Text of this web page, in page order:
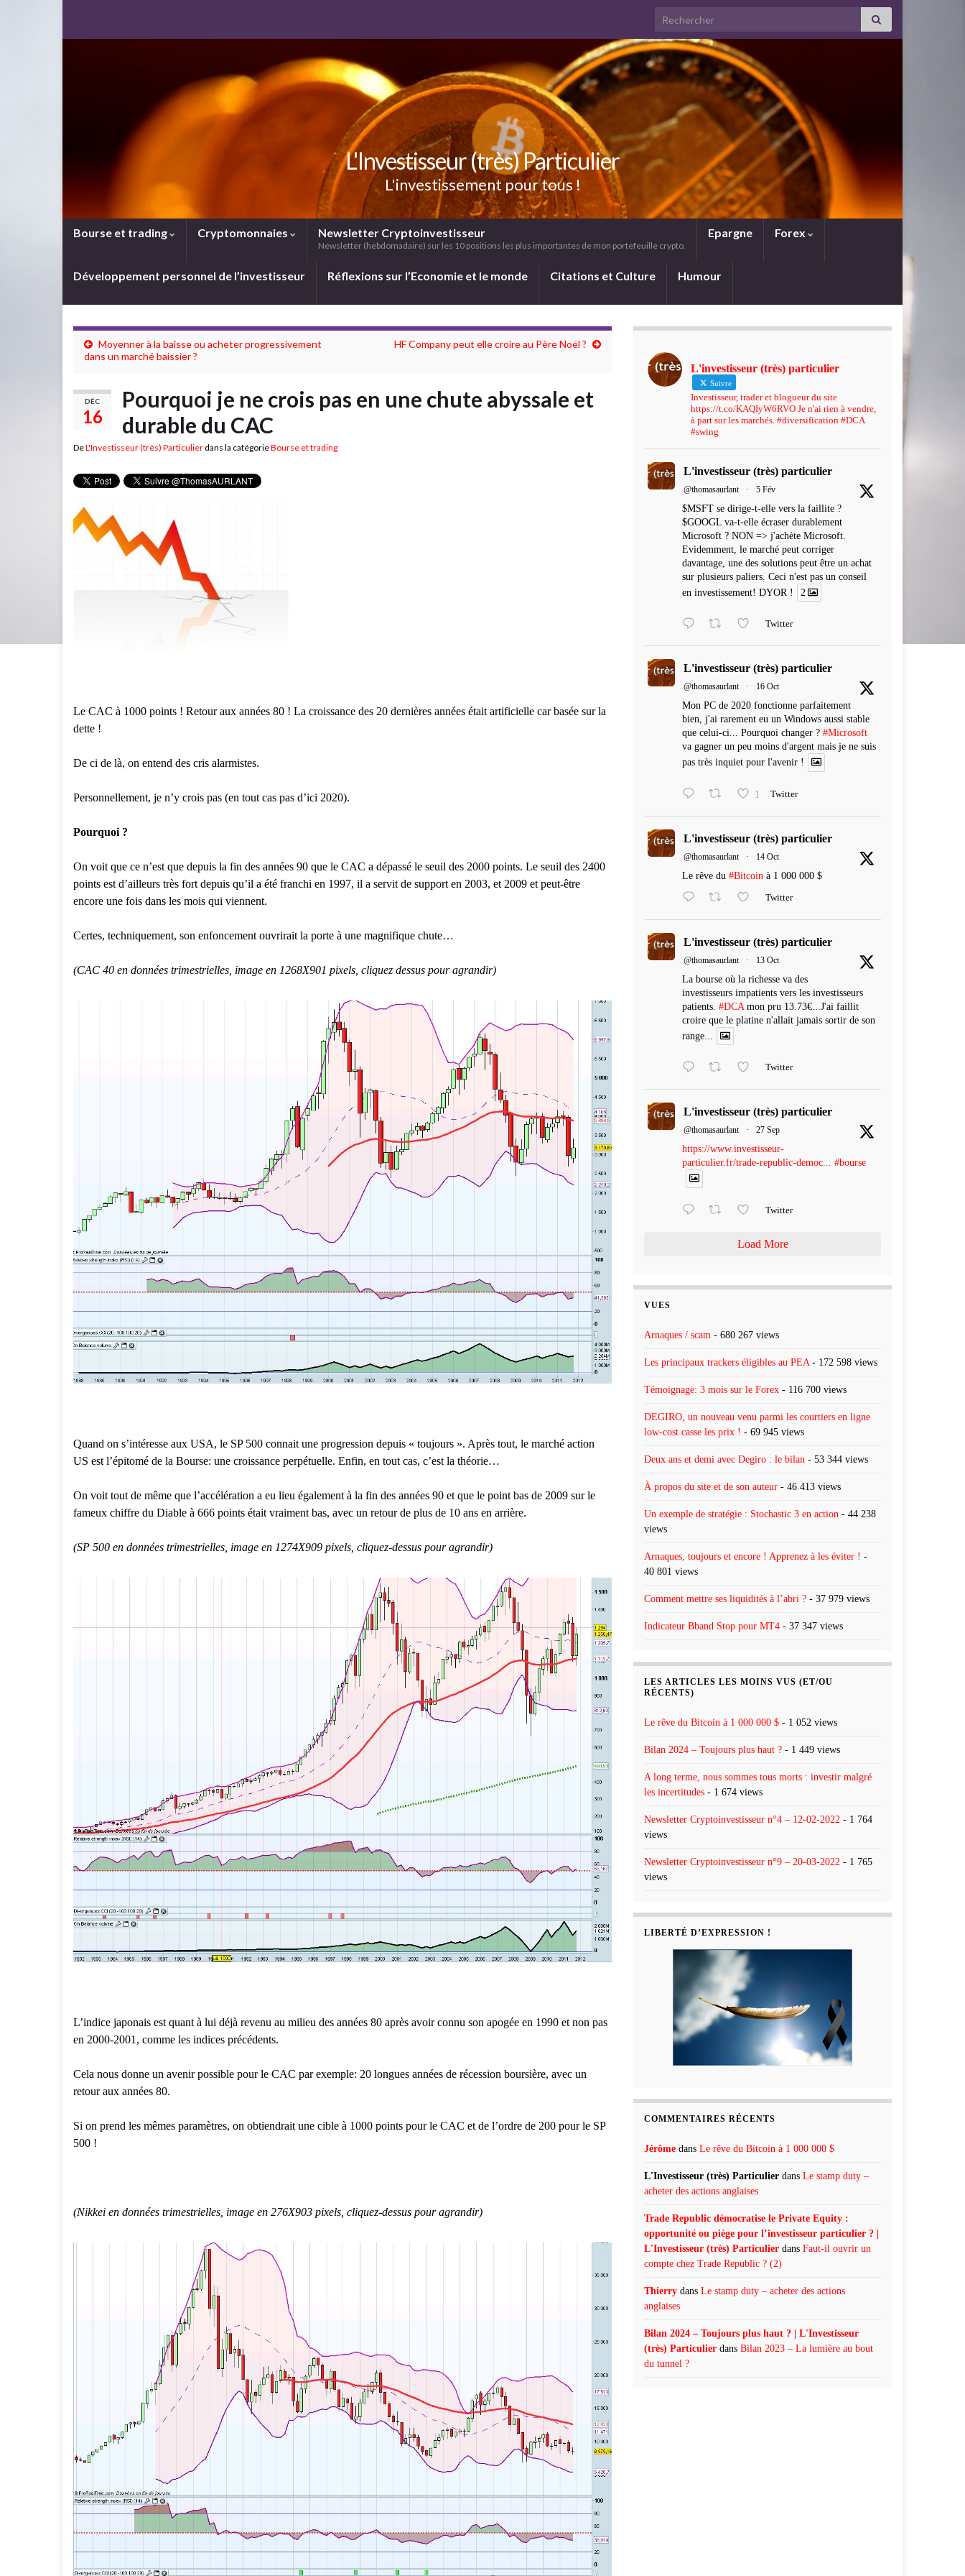
Search for:
L'Investisseur (très) Particulier
L'investissement pour tous !
Bourse et trading Cryptomonnaies Newsletter Cryptoinvestisseur
Newsletter (hebdomadaire) sur les 10 positions les plus importantes de mon portefeuille crypto.
Epargne Forex
Développement personnel de l’investisseur Réflexions sur l’Economie et le monde Citations et Culture Humour
Moyenner à la baisse ou acheter progressivement
dans un marché baissier ?
HF Company peut elle croire au Père Noël ?
DÉC
16
Pourquoi je ne crois pas en une chute abyssale et
durable du CAC
DeL'Investisseur (très) Particulier dans la catégorieBourse et trading
Le CAC à 1000 points ! Retour aux années 80 ! La croissance des 20 dernières années était artificielle car basée sur la
dette !
De ci de là, on entend des cris alarmistes.
Personnellement, je n’y crois pas (en tout cas pas d’ici 2020).
Pourquoi ?
On voit que ce n’est que depuis la fin des années 90 que le CAC a dépassé le seuil des 2000 points. Le seuil des 2400
points est d’ailleurs très fort depuis qu’il a été franchi en 1997, il a servit de support en 2003, et 2009 et peut-être
encore une fois dans les mois qui viennent.
Certes, techniquement, son enfoncement ouvrirait la porte à une magnifique chute…
(CAC 40 en données trimestrielles, image en 1268X901 pixels, cliquez dessus pour agrandir)
Quand on s’intéresse aux USA, le SP 500 connait une progression depuis « toujours ». Après tout, le marché action
US est l’épitomé de la Bourse: une croissance perpétuelle. Enfin, en tout cas, c’est la théorie…
On voit tout de même que l’accélération a eu lieu également à la fin des années 90 et que le point bas de 2009 sur le
fameux chiffre du Diable à 666 points était vraiment bas, avec un retour de plus de 10 ans en arrière.
(SP 500 en données trimestrielles, image en 1274X909 pixels, cliquez-dessus pour agrandir)
L’indice japonais est quant à lui déjà revenu au milieu des années 80 après avoir connu son apogée en 1990 et non pas
en 2000-2001, comme les indices précédents.
Cela nous donne un avenir possible pour le CAC par exemple: 20 longues années de récession boursière, avec un
retour aux années 80.
Si on prend les mêmes paramètres, on obtiendrait une cible à 1000 points pour le CAC et de l’ordre de 200 pour le SP
500 !
(Nikkei en données trimestrielles, image en 276X903 pixels, cliquez-dessus pour agrandir)
L'investisseur (très) particulier
Suivre
Investisseur, trader et blogueur du site
https://t.co/KAQIyW6RVO Je n'ai rien à vendre,
à part sur les marchés. #diversification #DCA
#swing
L'investisseur (très) particulier
@thomasaurlant · 5 Fév
$MSFT se dirige-t-elle vers la faillite ?
$GOOGL va-t-elle écraser durablement
Microsoft ? NON => j'achète Microsoft.
Evidemment, le marché peut corriger
davantage, une des solutions peut être un achat
sur plusieurs paliers. Ceci n'est pas un conseil
en investissement! DYOR !
2
Twitter
L'investisseur (très) particulier
@thomasaurlant · 16 Oct
Mon PC de 2020 fonctionne parfaitement
bien, j'ai rarement eu un Windows aussi stable
que celui-ci... Pourquoi changer ? #Microsoft
va gagner un peu moins d'argent mais je ne suis
pas très inquiet pour l'avenir !
1 Twitter
L'investisseur (très) particulier
@thomasaurlant · 14 Oct
Le rêve du #Bitcoin à 1 000 000 $
Twitter
L'investisseur (très) particulier
@thomasaurlant · 13 Oct
La bourse où la richesse va des
investisseurs impatients vers les investisseurs
patients. #DCAmon pru 13.73€...J'ai faillit
croire que le platine n'allait jamais sortir de son
range...
Twitter
L'investisseur (très) particulier
@thomasaurlant · 27 Sep
https://www.investisseur-
particulier.fr/trade-republic-democ... #bourse
Twitter
Load More
VUES
Arnaques / scam - 680 267 views
Les principaux trackers éligibles au PEA - 172 598 views
Témoignage: 3 mois sur le Forex - 116 700 views
DEGIRO, un nouveau venu parmi les courtiers en ligne
low-cost casse les prix ! - 69 945 views
Deux ans et demi avec Degiro : le bilan - 53 344 views
À propos du site et de son auteur - 46 413 views
Un exemple de stratégie : Stochastic 3 en action - 44 238
views
Arnaques, toujours et encore ! Apprenez à les éviter ! -
40 801 views
Comment mettre ses liquidités à l’abri ? - 37 979 views
Indicateur Bband Stop pour MT4 - 37 347 views
LES ARTICLES LES MOINS VUS (ET/OU
RÉCENTS)
Le rêve du Bitcoin à 1 000 000 $ - 1 052 views
Bilan 2024 – Toujours plus haut ? - 1 449 views
A long terme, nous sommes tous morts : investir malgré
les incertitudes - 1 674 views
Newsletter Cryptoinvestisseur n°4 – 12-02-2022 - 1 764
views
Newsletter Cryptoinvestisseur n°9 – 20-03-2022 - 1 765
views
LIBERTÉ D’EXPRESSION !
COMMENTAIRES RÉCENTS
Jérôme dans Le rêve du Bitcoin à 1 000 000 $
L'Investisseur (très) Particulier dans Le stamp duty –
acheter des actions anglaises
Trade Republic démocratise le Private Equity :
opportunité ou piège pour l’investisseur particulier ? |
L'Investisseur (très) Particulier dans Faut-il ouvrir un
compte chez Trade Republic ? (2)
Thierry dans Le stamp duty – acheter des actions
anglaises
Bilan 2024 – Toujours plus haut ? | L'Investisseur
(très) Particulier dans Bilan 2023 – La lumière au bout
du tunnel ?